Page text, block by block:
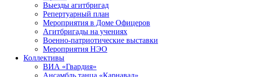
Выезды агитбригад
Репертуарный план
Мероприятия в Доме Офицеров
Агитбригады на учениях
Военно-патриотические выставки
Мероприятия НЭО
Коллективы
ВИА «Гвардия»
Ансамбль танца «Карнавал»